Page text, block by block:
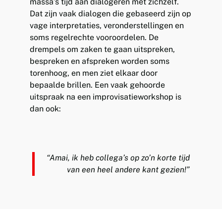
Dat zijn vaak dialogen die gebaseerd zijn op
vage interpretaties, veronderstellingen en
soms regelrechte vooroordelen. De
drempels om zaken te gaan uitspreken,
bespreken en afspreken worden soms
torenhoog, en men ziet elkaar door
bepaalde brillen. Een vaak gehoorde
uitspraak na een improvisatieworkshop is
dan ook:
“Amai, ik heb collega’s op zo’n korte tijd
van een heel andere kant gezien!”